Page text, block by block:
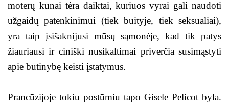
moterų kūnai tėra daiktai, kuriuos vyrai gali naudoti
užgaidų patenkinimui (tiek buityje, tiek seksualiai),
yra taip įsišaknijusi mūsų sąmonėje, kad tik patys
žiauriausi ir ciniški nusikaltimai priverčia susimąstyti
apie būtinybę keisti įstatymus.
Prancūzijoje tokiu postūmiu tapo Gisele Pelicot byla.